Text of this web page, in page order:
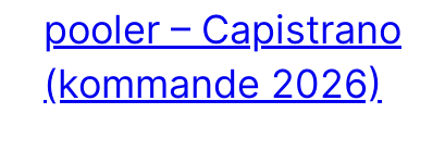
pooler – Capistrano
(kommande 2026)